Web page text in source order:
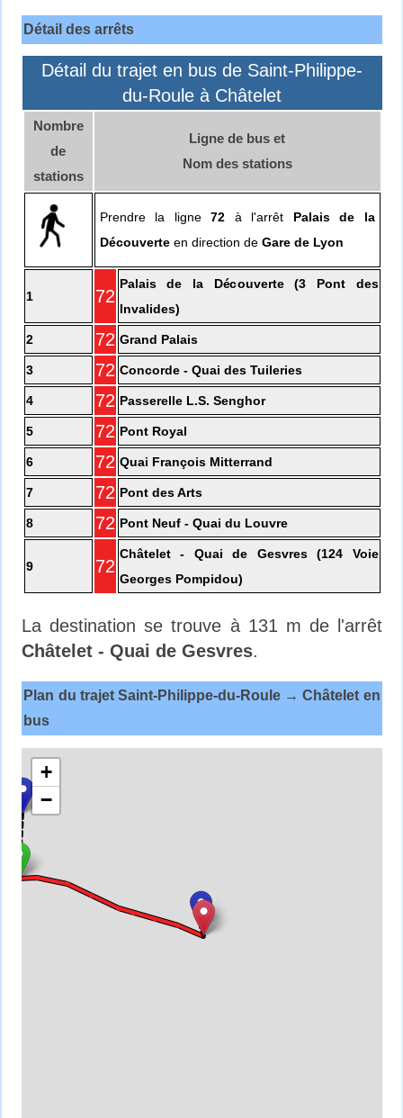
Détail des arrêts
Détail du trajet en bus de Saint-Philippe-
du-Roule à Châtelet
Nombre
de
stations
Ligne de bus et
Nom des stations
Prendre la ligne 72 à l'arrêt Palais de la
Découverteen direction de Gare de Lyon
1 72
Palais de la Découverte (3 Pont des
Invalides)
2 72 Grand Palais
3 72 Concorde - Quai des Tuileries
4 72 Passerelle L.S. Senghor
5 72 Pont Royal
6 72 Quai François Mitterrand
7 72 Pont des Arts
8 72 Pont Neuf - Quai du Louvre
9 72
Châtelet - Quai de Gesvres (124 Voie
Georges Pompidou)
La destination se trouve à 131 m de l'arrêt
Châtelet - Quai de Gesvres.
Plan du trajet Saint-Philippe-du-Roule → Châtelet en
bus
+
−